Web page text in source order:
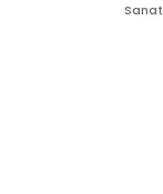
Sanat